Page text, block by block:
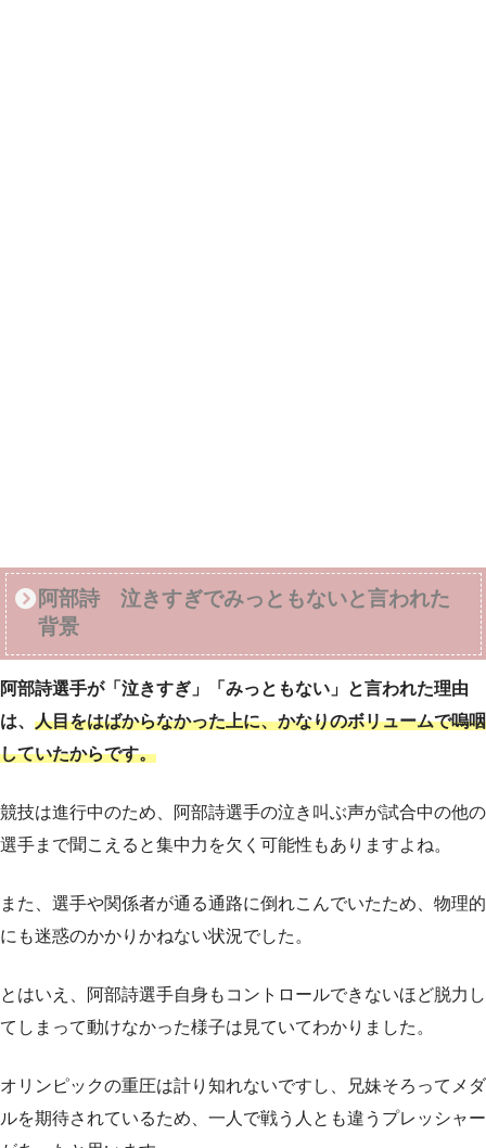
阿部詩 泣きすぎでみっともないと言われた
背景
阿部詩選手が「泣きすぎ」「みっともない」と言われた理由
は、 人目をはばからなかった上に、かなりのボリュームで嗚咽
していたからです。
競技は進行中のため、阿部詩選手の泣き叫ぶ声が試合中の他の
選手まで聞こえると集中力を欠く可能性もありますよね。
また、選手や関係者が通る通路に倒れこんでいたため、物理的
にも迷惑のかかりかねない状況でした。
とはいえ、阿部詩選手自身もコントロールできないほど脱力し
てしまって動けなかった様子は見ていてわかりました。
オリンピックの重圧は計り知れないですし、兄妹そろってメダ
ルを期待されているため、一人で戦う人とも違うプレッシャー